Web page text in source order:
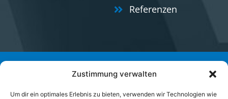
Zustimmung verwalten
Um dir ein optimales Erlebnis zu bieten, verwenden wir Technologien wie
Referenzen